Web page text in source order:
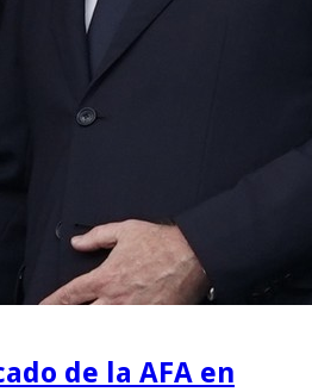
de la AFA en